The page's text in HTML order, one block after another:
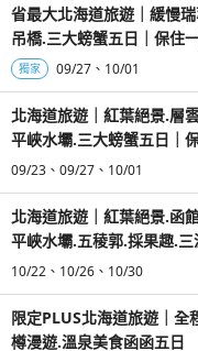
省最大北海道旅遊｜緩慢
吊橋.三大螃蟹五日｜保住
獨家 09/27 10/01
北海道旅遊｜紅葉絕景.層
平峽水壩.三大螃蟹五日｜
09/23 09/27 10/01
北海道旅遊｜紅葉絕景.函
平峽水壩.五稜郭.採果趣.
10/22 10/26 10/30
限定PLUS北海道旅遊｜全
樽漫遊.溫泉美食函函五日